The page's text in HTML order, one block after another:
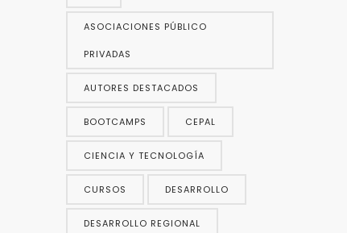
ASOCIACIONES PÚBLICO
PRIVADAS
AUTORES DESTACADOS
BOOTCAMPS CEPAL
CIENCIA Y TECNOLOGÍA
CURSOS DESARROLLO
DESARROLLO REGIONAL